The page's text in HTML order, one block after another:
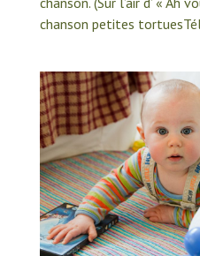
chanson petites